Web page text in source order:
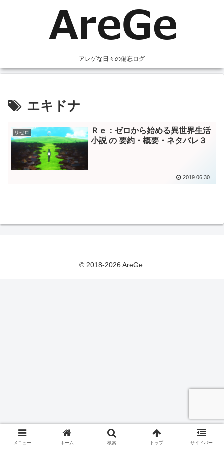
アレゲな日々の備忘ログ
エキドナ
リゼロ
Ｒｅ：ゼロから始める異世界生活
小説 の 要約・概要・ネタバレ３
2019.06.30
© 2018-2026 AreGe.
メニュー ホーム 検索 トップ サイドバー